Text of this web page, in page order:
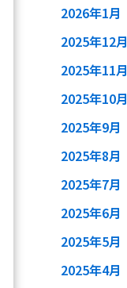
2026年1月
2025年12月
2025年11月
2025年10月
2025年9月
2025年8月
2025年7月
2025年6月
2025年5月
2025年4月